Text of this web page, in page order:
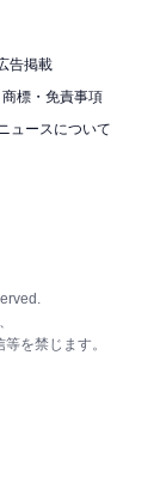
告掲載
標・免責事項
ュースについて
を禁じます。